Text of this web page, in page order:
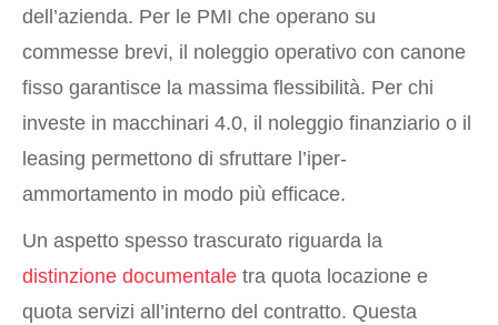
dell’azienda. Per le PMI che operano su
commesse brevi, il noleggio operativo con canone
fisso garantisce la massima flessibilità. Per chi
investe in macchinari 4.0, il noleggio finanziario o il
leasing permettono di sfruttare l’iper-
ammortamento in modo più efficace.
Un aspetto spesso trascurato riguarda la
distinzione documentale tra quota locazione e
quota servizi all’interno del contratto. Questa